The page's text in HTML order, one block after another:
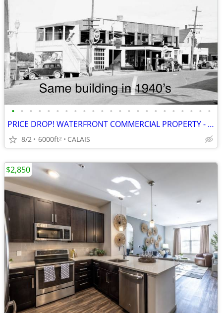
• • • • • • • • • • • • • • • • • • • • • • •
PRICE DROP! WATERFRONT COMMERCIAL PROPERTY - Calais, Maine
8/2 6000ft2 CALAIS
$2,850